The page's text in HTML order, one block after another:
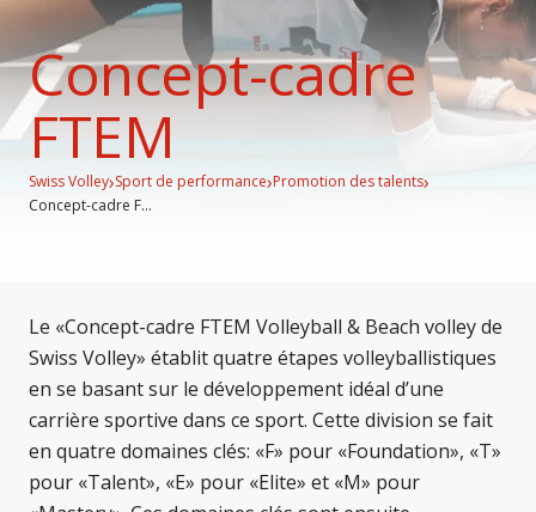
Concept-cadre
FTEM
Swiss Volley›Sport de performance›Promotion des talents›
Concept-cadre F...
Le «Concept-cadre FTEM Volleyball & Beach volley de
Swiss Volley» établit quatre étapes volleyballistiques
en se basant sur le développement idéal d’une
carrière sportive dans ce sport. Cette division se fait
en quatre domaines clés: «F» pour «Foundation», «T»
pour «Talent», «E» pour «Elite» et «M» pour